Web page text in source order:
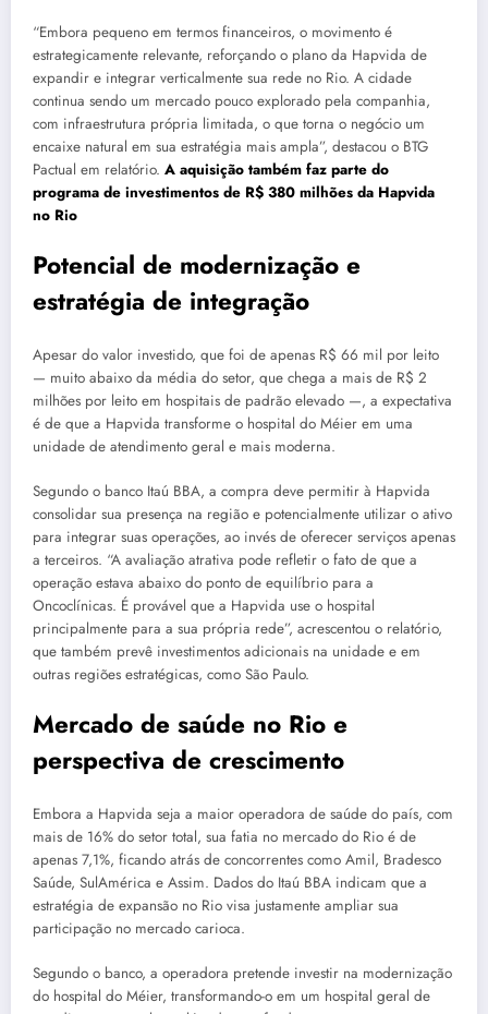
“Embora pequeno em termos financeiros, o movimento é
estrategicamente relevante, reforçando o plano da Hapvida de
expandir e integrar verticalmente sua rede no Rio. A cidade
continua sendo um mercado pouco explorado pela companhia,
com infraestrutura própria limitada, o que torna o negócio um
encaixe natural em sua estratégia mais ampla”, destacou o BTG
Pactual em relatório. A aquisição também faz parte do
programa de investimentos de R$ 380 milhões da Hapvida
no Rio
Potencial de modernização e
estratégia de integração
Apesar do valor investido, que foi de apenas R$ 66 mil por leito
— muito abaixo da média do setor, que chega a mais de R$ 2
milhões por leito em hospitais de padrão elevado —, a expectativa
é de que a Hapvida transforme o hospital do Méier em uma
unidade de atendimento geral e mais moderna.
Segundo o banco Itaú BBA, a compra deve permitir à Hapvida
consolidar sua presença na região e potencialmente utilizar o ativo
para integrar suas operações, ao invés de oferecer serviços apenas
a terceiros. “A avaliação atrativa pode refletir o fato de que a
operação estava abaixo do ponto de equilíbrio para a
Oncoclínicas. É provável que a Hapvida use o hospital
principalmente para a sua própria rede”, acrescentou o relatório,
que também prevê investimentos adicionais na unidade e em
outras regiões estratégicas, como São Paulo.
Mercado de saúde no Rio e
perspectiva de crescimento
Embora a Hapvida seja a maior operadora de saúde do país, com
mais de 16% do setor total, sua fatia no mercado do Rio é de
apenas 7,1%, ficando atrás de concorrentes como Amil, Bradesco
Saúde, SulAmérica e Assim. Dados do Itaú BBA indicam que a
estratégia de expansão no Rio visa justamente ampliar sua
participação no mercado carioca.
Segundo o banco, a operadora pretende investir na modernização
do hospital do Méier, transformando-o em um hospital geral de